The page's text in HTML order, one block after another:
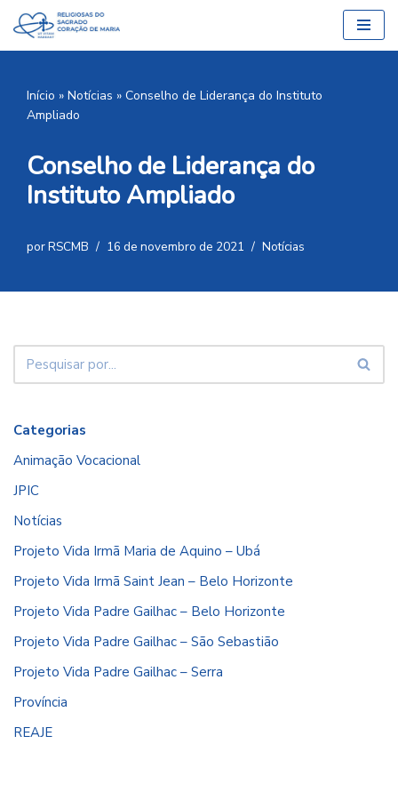
Pular
conteúdo
Início » Notícias » Conselho de Liderança do Instituto
Ampliado
Conselho de Liderança do
Instituto Ampliado
porRSCMB 16 de novembro de 2021 Notícias
Categorias
Animação Vocacional
JPIC
Notícias
Projeto Vida Irmã Maria de Aquino – Ubá
Projeto Vida Irmã Saint Jean – Belo Horizonte
Projeto Vida Padre Gailhac – Belo Horizonte
Projeto Vida Padre Gailhac – São Sebastião
Projeto Vida Padre Gailhac – Serra
Província
REAJE